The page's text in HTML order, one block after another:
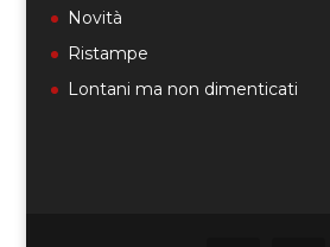
Novità
Ristampe
Lontani ma non dimenticati